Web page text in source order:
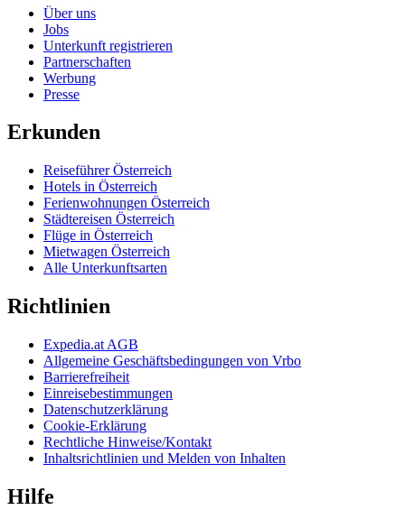
Über uns
Jobs
Unterkunft registrieren
Partnerschaften
Werbung
Presse
Erkunden
Reiseführer Österreich
Hotels in Österreich
Ferienwohnungen Österreich
Städtereisen Österreich
Flüge in Österreich
Mietwagen Österreich
Alle Unterkunftsarten
Richtlinien
Expedia.at AGB
Allgemeine Geschäftsbedingungen von Vrbo
Barrierefreiheit
Einreisebestimmungen
Datenschutzerklärung
Cookie-Erklärung
Rechtliche Hinweise/Kontakt
Inhaltsrichtlinien und Melden von Inhalten
Hilfe